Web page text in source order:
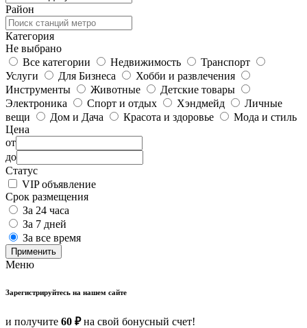
Район
Категория
Не выбрано
Все категории
Недвижимость
Транспорт
Услуги
Для Бизнеса
Хобби и развлечения
Инструменты
Животные
Детские товары
Электроника
Спорт и отдых Хэндмейд
Личные
вещи
Дом и Дача Красота и здоровье
Мода и стиль
Цена
от
до
Статус
VIP объявление
Срок размещения
За 24 часа
За 7 дней
За все время
Применить
Меню
Зарегистрируйтесь на нашем сайте
и получите 60 ₽на свой бонусный счет!